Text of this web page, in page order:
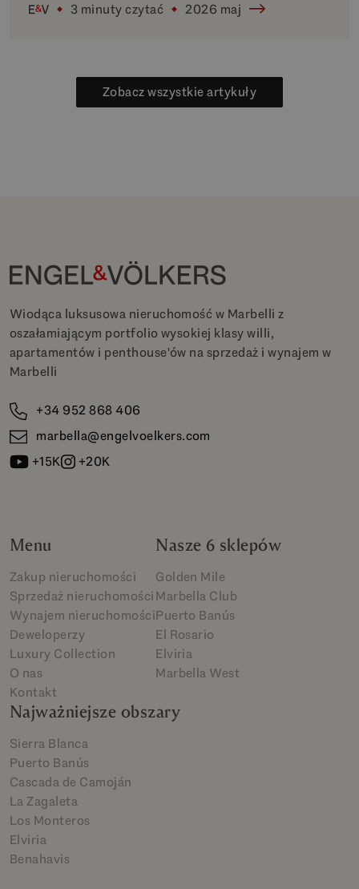
3 minuty czytać 2026 maj
Zobacz wszystkie artykuły
Wiodąca luksusowa nieruchomość w Marbelli z
oszałamiającym portfolio wysokiej klasy willi,
apartamentów i penthouse'ów na sprzedaż i wynajem w
Marbelli
+34 952 868 406
marbella@engelvoelkers.com
+15K
+20K
Menu
Zakup nieruchomości
Sprzedaż nieruchomości
Wynajem nieruchomości
Deweloperzy
Luxury Collection
O nas
Kontakt
Nasze 6 sklepów
Golden Mile
Marbella Club
Puerto Banús
El Rosario
Elviria
Marbella West
Najważniejsze obszary
Sierra Blanca
Puerto Banús
Cascada de Camoján
La Zagaleta
Los Monteros
Elviria
Benahavis